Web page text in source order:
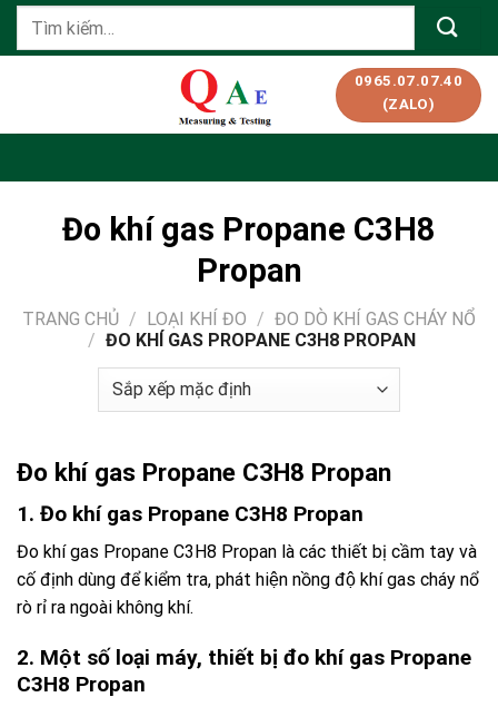
SkipTìm
0965.07.07.40
(ZALO)
Đo khí gas Propane C3H8
Propan
TRANG CHỦ / LOẠI KHÍ ĐO / ĐO DÒ KHÍ GAS CHÁY NỔ
/ ĐO KHÍ GAS PROPANE C3H8 PROPAN
Đo khí gas Propane C3H8 Propan
1. Đo khí gas Propane C3H8 Propan
Đo khí gas Propane C3H8 Propan là các thiết bị cầm tay và
cố định dùng để kiểm tra, phát hiện nồng độ khí gas cháy nổ
rò rỉ ra ngoài không khí.
2. Một số loại máy, thiết bị đo khí gas Propane
C3H8 Propan